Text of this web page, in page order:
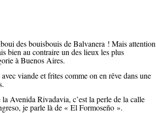
des bouisbouis de Balvanera ! Mais attention
bien au contraire un des lieux les plus
à Buenos Aires.
viande et frites comme on en rêve dans une
Avenida Rivadavia, c’est la perle de la calle
je parle là de « El Formoseño ».